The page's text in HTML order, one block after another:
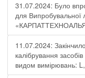
31.07.2024: Було
для Випробувальної
11.07.2024:
калібрування
видом вимірювань: